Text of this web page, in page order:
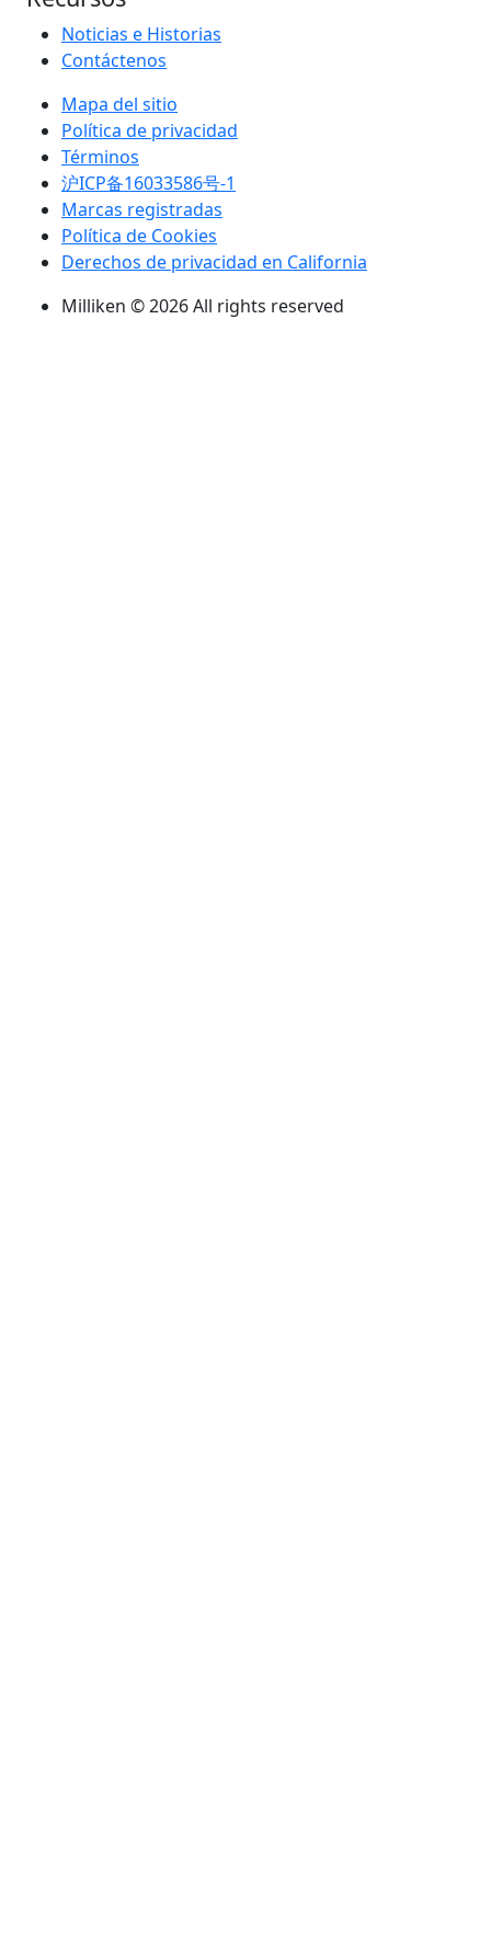
Noticias e Historias
Contáctenos
Mapa del sitio
Política de privacidad
Términos
沪ICP备16033586号-1
Marcas registradas
Política de Cookies
Derechos de privacidad en California
Milliken © 2026 All rights reserved